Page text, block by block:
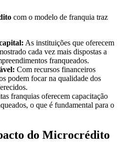
com o modelo de franquia traz
As instituições que oferecem
cada vez mais dispostas a
franqueados.
Com recursos financeiros
podem focar na qualidade dos
franquias oferecem capacitação
o que é fundamental para o
do Microcrédito